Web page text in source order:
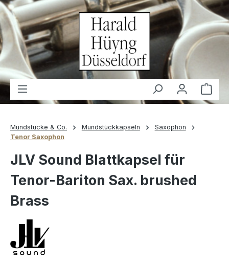
springen
Mundstücke & Co. Mundstückkapseln
Saxophon
Tenor Saxophon
JLV Sound Blattkapsel für
Tenor-Bariton Sax. brushed
Brass